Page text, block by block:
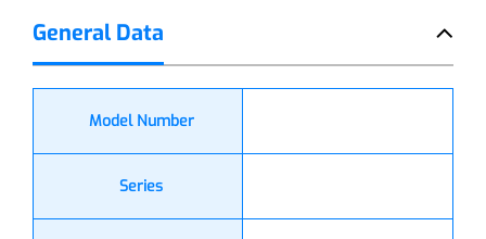
General Data
Model Number
Series